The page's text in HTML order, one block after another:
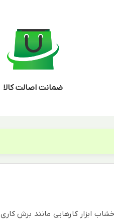
ضمانت اصالت کالا
ابزار کارهایی مانند برش